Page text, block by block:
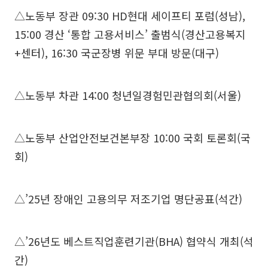
△노동부 장관 09:30 HD현대 세이프티 포럼(성남),
15:00 경산 ‘통합 고용서비스’ 출범식(경산고용복지
+센터), 16:30 국군장병 위문 부대 방문(대구)
△노동부 차관 14:00 청년일경험민관협의회(서울)
△노동부 산업안전보건본부장 10:00 국회 토론회(국
회)
△’25년 장애인 고용의무 저조기업 명단공표(석간)
△’26년도 베스트직업훈련기관(BHA) 협약식 개최(석
간)